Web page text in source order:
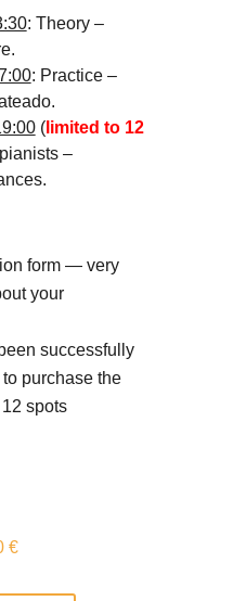
: Theory –
: Practice –
(limited to 12
–
form — very
your
successfully
purchase the
spots
€